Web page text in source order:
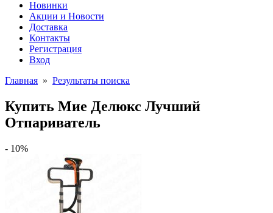
Новинки
Акции и Новости
Доставка
Контакты
Регистрация
Вход
Главная » Результаты поиска
Купить Мие Делюкс Лучший
Отпариватель
- 10%